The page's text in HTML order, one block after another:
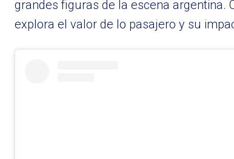
grandes figuras de la escena argentina.
explora el valor de lo pasajero y su